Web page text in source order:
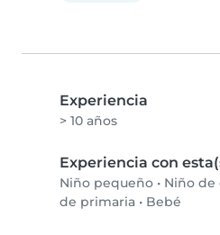
Experiencia
> 10 años
Experiencia con
Niño pequeño • Niño de
de primaria • Bebé